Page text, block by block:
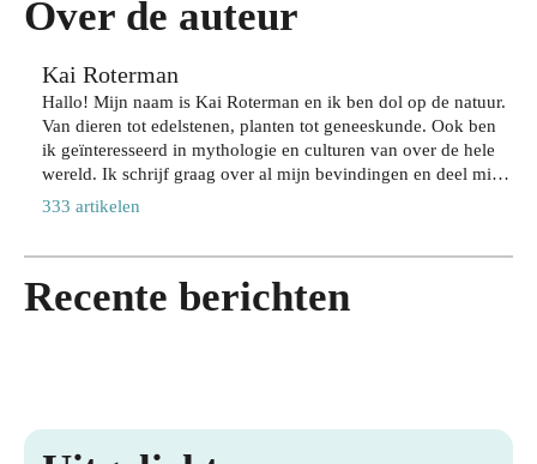
Over de auteur
Kai Roterman
Hallo! Mijn naam is Kai Roterman en ik ben dol op de natuur.
Van dieren tot edelstenen, planten tot geneeskunde. Ook ben
ik geïnteresseerd in mythologie en culturen van over de hele
wereld. Ik schrijf graag over al mijn bevindingen en deel mijn
kennis op deze prachtige website; Paradijsvogelsmagazine.nl.
333 artikelen
Recente berichten
lan
met
de
juis
te
sha
mp
JULI
2026
bel
je
de
stad
op
jou
w
po
28
JULI
aak
zon
der
in
te
lev
ere
op
stijl
27
n
gen
ove
r
jou
w
acti
lev
ens
stijl